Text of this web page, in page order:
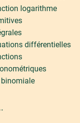
logarithme
différentielles